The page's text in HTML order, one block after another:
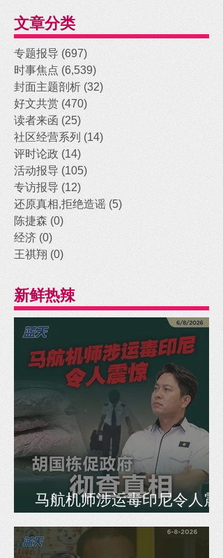
文章分类
专题报导 (697)
时事焦点 (6,539)
封面主题剖析 (32)
好文共赏 (470)
读者来函 (25)
社区经营系列 (14)
评时论政 (14)
活动报导 (105)
专访报导 (12)
还原真相,拒绝造谣 (5)
陈捷森 (0)
经济 (0)
王祺翔 (0)
新鲜热辣
马航机师涉运毒印尼令人震